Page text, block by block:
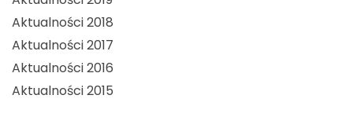
Aktualności 2018
Aktualności 2017
Aktualności 2016
Aktualności 2015